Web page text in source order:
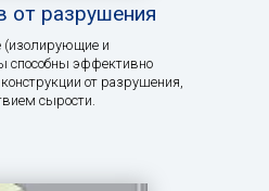
от разрушения
и
способны эффективно
от разрушения,
сырости.